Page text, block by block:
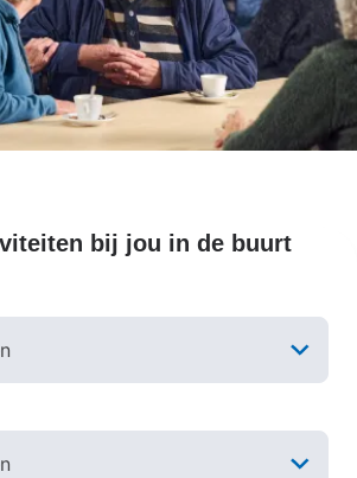
bij jou in de buurt